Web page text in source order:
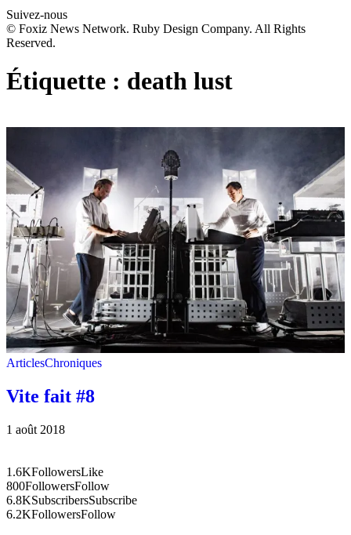
Suivez-nous
© Foxiz News Network. Ruby Design Company. All Rights
Reserved.
Étiquette : death lust
ArticlesChroniques
Vite fait #8
1 août 2018
1.6KFollowersLike
800FollowersFollow
6.8KSubscribersSubscribe
6.2KFollowersFollow